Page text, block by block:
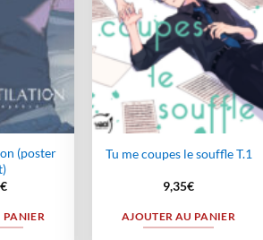
(poster
€
PANIER
Tu me coupes le souffle T.1
9,35€
AJOUTER AU PANIER